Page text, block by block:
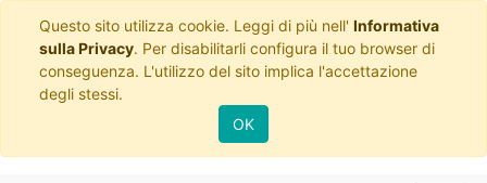
Questo sito utilizza cookie. Leggi di più nell' Informativa
sulla Privacy. Per disabilitarli configura il tuo browser di
conseguenza. L'utilizzo del sito implica l'accettazione
degli stessi.
OK